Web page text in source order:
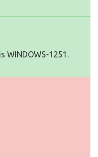
WINDOWS-1251.